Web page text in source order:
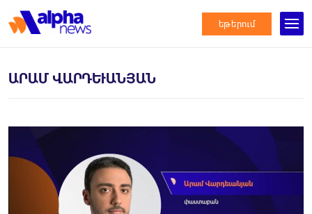
եթերում
ԱՐԱՄ ՎԱՐԴԵՒԱՆՅԱՆ